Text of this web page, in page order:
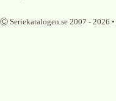
Ⓒ Seriekatalogen.se 2007 - 2026 •